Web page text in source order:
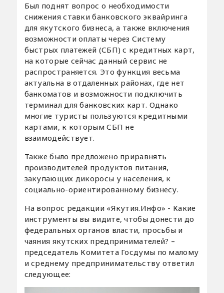
Был поднят вопрос о необходимости
снижения ставки банковского эквайринга
для якутского бизнеса, а также включения
возможности оплаты через Систему
быстрых платежей (СБП) с кредитных карт,
на которые сейчас данный сервис не
распространяется. Это функция весьма
актуальна в отдаленных районах, где нет
банкоматов и возможности подключить
терминал для банковских карт. Однако
многие туристы пользуются кредитными
картами, к которым СБП не
взаимодействует.
Также было предложено приравнять
производителей продуктов питания,
закупающих дикоросы у населения, к
социально-ориентированному бизнесу.
На вопрос редакции «Якутия.Инфо» - Какие
инструменты вы видите, чтобы донести до
федеральных органов власти, просьбы и
чаяния якутских предпринимателей? –
председатель Комитета Госдумы по малому
и среднему предпринимательству ответил
следующее: